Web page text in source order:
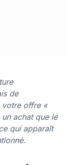
de
votre offre «
achat que le
qui apparaît